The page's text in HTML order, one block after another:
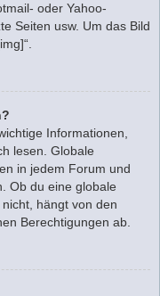
oder Yahoo-
Seiten usw. Um das Bild
Informationen,
lesen. Globale
in jedem Forum und
Ob du eine globale
hängt von den
Berechtigungen ab.